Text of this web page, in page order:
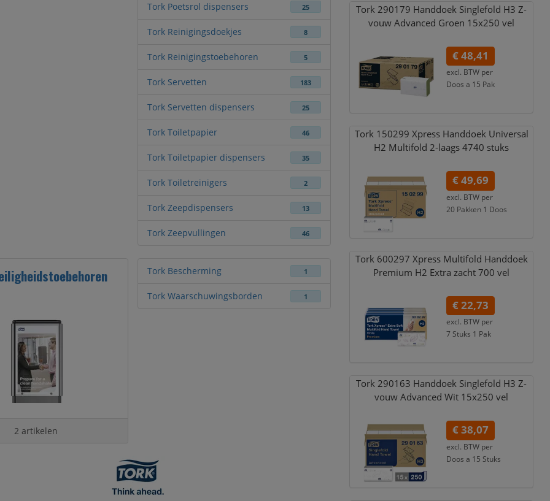
Tork Poetsrol dispensers 25
Tork Reinigingsdoekjes 8
Tork Reinigingstoebehoren 5
Tork Servetten 183
Tork Servetten dispensers 25
Tork Toiletpapier 46
Tork Toiletpapier dispensers 35
Tork Toiletreinigers 2
Tork Zeepdispensers 13
Tork Zeepvullingen 46
2 artikelen
Tork Bescherming 1
Tork Waarschuwingsborden 1
Tork 290179 Handdoek Singlefold H3 Z-
vouw Advanced Groen 15x250 vel
€ 48,41
excl. BTW per
Doos a 15 Pak
Tork 150299 Xpress Handdoek Universal
H2 Multifold 2-laags 4740 stuks
€ 49,69
excl. BTW per
20 Pakken 1 Doos
Tork 600297 Xpress Multifold Handdoek
Premium H2 Extra zacht 700 vel
€ 22,73
excl. BTW per
7 Stuks 1 Pak
Tork 290163 Handdoek Singlefold H3 Z-
vouw Advanced Wit 15x250 vel
€ 38,07
excl. BTW per
Doos a 15 Stuks